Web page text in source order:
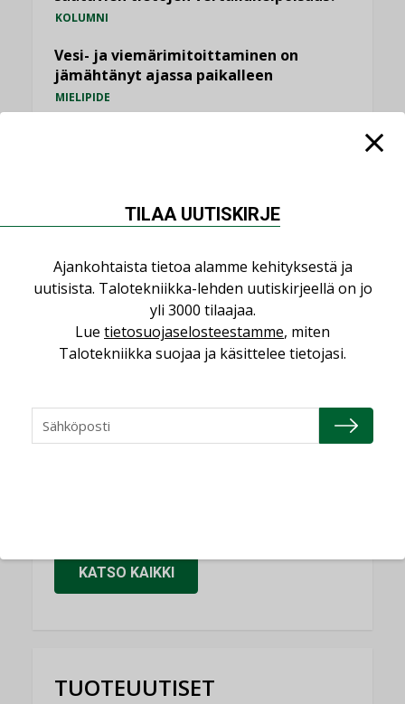
KOLUMNI
Vesi- ja viemärimitoittaminen on
jämähtänyt ajassa paikalleen
MIELIPIDE
NIMITYKSET
NIMITYKSET
Granlund Oy
KATSO KAIKKI
TUOTEUUTISET
TILAA UUTISKIRJE
Ajankohtaista tietoa alamme kehityksestä ja
uutisista. Talotekniikka-lehden uutiskirjeellä on jo
yli 3000 tilaajaa.
Lue tietosuojaselosteestamme, miten
Talotekniikka suojaa ja käsittelee tietojasi.